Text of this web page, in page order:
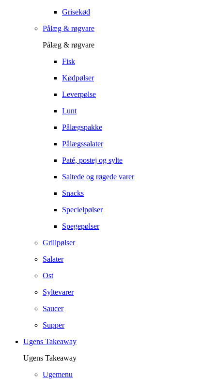
Grisekød
Pålæg & røgvare
Pålæg & røgvare
Fisk
Kødpølser
Leverpølse
Lunt
Pålægspakke
Pålægssalater
Paté, postej og sylte
Saltede og røgede varer
Snacks
Specielpølser
Spegepølser
Grillpølser
Salater
Ost
Syltevarer
Saucer
Supper
Ugens Takeaway
Ugens Takeaway
Ugemenu